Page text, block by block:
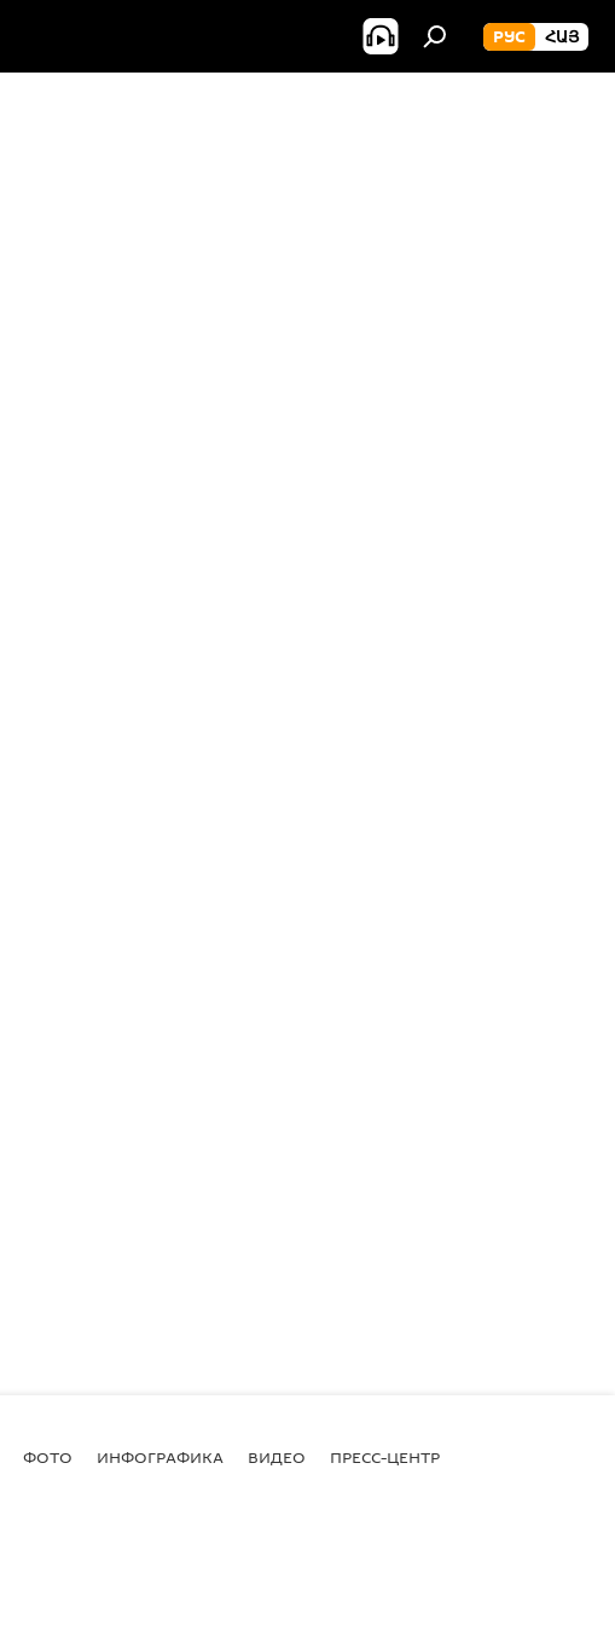
РУС ՀԱՅ
ФОТО ИНФОГРАФИКА ВИДЕО ПРЕСС-ЦЕНТР